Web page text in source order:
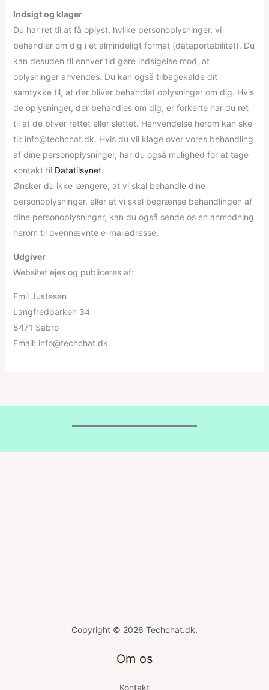
Indsigt og klager
Du har ret til at få oplyst, hvilke personoplysninger, vi
behandler om dig i et almindeligt format (dataportabilitet). Du
kan desuden til enhver tid gøre indsigelse mod, at
oplysninger anvendes. Du kan også tilbagekalde dit
samtykke til, at der bliver behandlet oplysninger om dig. Hvis
de oplysninger, der behandles om dig, er forkerte har du ret
til at de bliver rettet eller slettet. Henvendelse herom kan ske
til: info@techchat.dk. Hvis du vil klage over vores behandling
af dine personoplysninger, har du også mulighed for at tage
kontakt til Datatilsynet.
Ønsker du ikke længere, at vi skal behandle dine
personoplysninger, eller at vi skal begrænse behandlingen af
dine personoplysninger, kan du også sende os en anmodning
herom til ovennævnte e-mailadresse.
Udgiver
Websitet ejes og publiceres af:
Emil Justesen
Langfredparken 34
8471 Sabro
Email: info@techchat.dk
Copyright © 2026 Techchat.dk.
Om os
Kontakt